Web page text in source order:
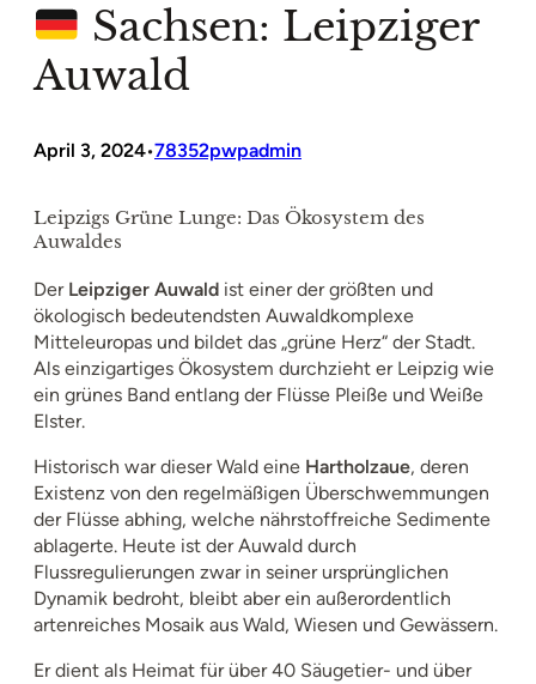
Sachsen: Leipziger
Auwald
April 3, 2024•78352pwpadmin
Leipzigs Grüne Lunge: Das Ökosystem des
Auwaldes
Der Leipziger Auwald ist einer der größten und
ökologisch bedeutendsten Auwaldkomplexe
Mitteleuropas und bildet das „grüne Herz“ der Stadt.
Als einzigartiges Ökosystem durchzieht er Leipzig wie
ein grünes Band entlang der Flüsse Pleiße und Weiße
Elster.
Historisch war dieser Wald eine Hartholzaue, deren
Existenz von den regelmäßigen Überschwemmungen
der Flüsse abhing, welche nährstoffreiche Sedimente
ablagerte. Heute ist der Auwald durch
Flussregulierungen zwar in seiner ursprünglichen
Dynamik bedroht, bleibt aber ein außerordentlich
artenreiches Mosaik aus Wald, Wiesen und Gewässern.
Er dient als Heimat für über 40 Säugetier- und über